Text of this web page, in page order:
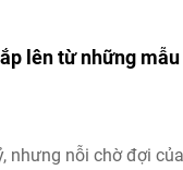
lên từ những mẫu
nhưng nỗi chờ đợi của